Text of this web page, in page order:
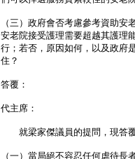
（三）政府會否考慮參考資助
安老院接受護理需要超越其護理
行；若否，原因如何，以及政府
住？
答覆：
代主席：
就梁家傑議員的提問，現答覆
（一）當局絕不容忍任何虐待